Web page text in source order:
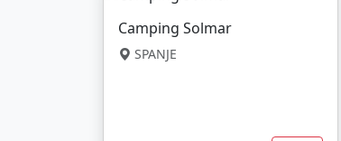
Camping Solmar
SPANJE